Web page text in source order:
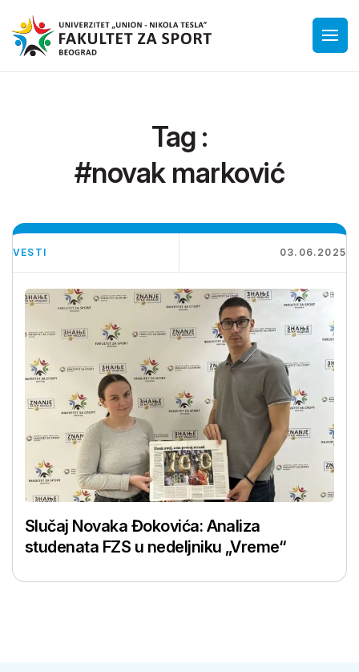
Tag :
#novak marković
VESTI 03.06.2025
Slučaj Novaka Đokovića: Analiza
studenata FZS u nedeljniku „Vreme“